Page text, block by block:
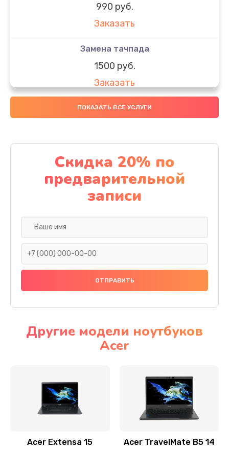
990 руб.
Заказать
Замена тачпада
1500 руб.
Заказать
Замена южного моста
Заказать
Чистка от пыли
1060 руб.
Заказать
Ремонт подсветки
Настройка BIOS
Замена видеочипа
Заказать
ПОКАЗАТЬ ВСЕ УСЛУГИ
Скидка 20% по
предварительной
записи
Другие модели ноутбуков
Acer
Acer Extensa 15 Acer TravelMate B5 14